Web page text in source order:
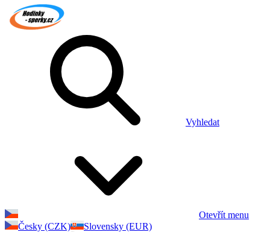
Vyhledat
Otevřít menu
Česky (CZK)
Slovensky (EUR)